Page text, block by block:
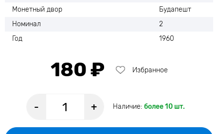
Монетный двор
Будапешт
Номинал
2
Год
1960
180 ₽ Избранное
- + Наличие: более 10 шт.